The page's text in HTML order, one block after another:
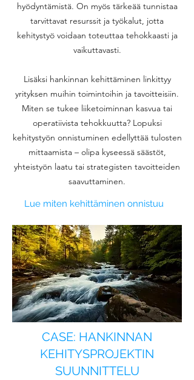
hyödyntämistä. On myös tärkeää tunnistaa
tarvittavat resurssit ja työkalut, jotta
kehitystyö voidaan toteuttaa tehokkaasti ja
vaikuttavasti.
Lisäksi hankinnan kehittäminen linkittyy
yrityksen muihin toimintoihin ja tavoitteisiin.
Miten se tukee liiketoiminnan kasvua tai
operatiivista tehokkuutta? Lopuksi
kehitystyön onnistuminen edellyttää tulosten
mittaamista – olipa kyseessä säästöt,
yhteistyön laatu tai strategisten tavoitteiden
saavuttaminen.
Lue miten kehittäminen onnistuu
CASE: HANKINNAN
KEHITYSPROJEKTIN
SUUNNITTELU